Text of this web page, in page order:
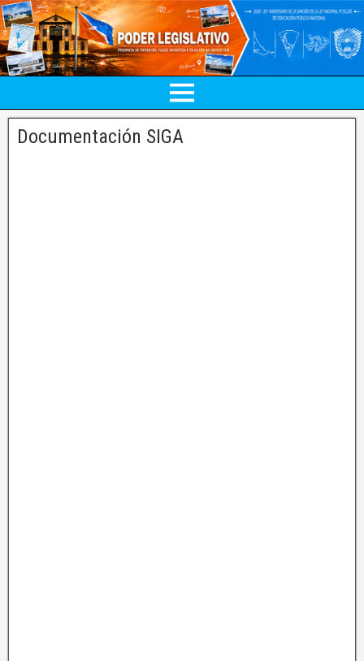
Documentación SIGA